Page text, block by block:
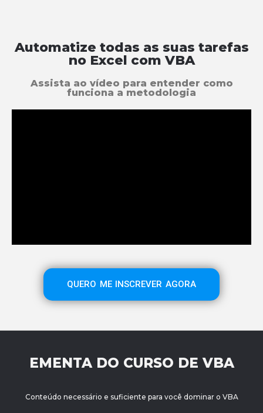
Automatize todas as suas tarefas
no Excel com VBA
Assista ao vídeo para entender como
funciona a metodologia
QUERO ME INSCREVER AGORA
EMENTA DO CURSO DE VBA
Conteúdo necessário e suficiente para você dominar o VBA